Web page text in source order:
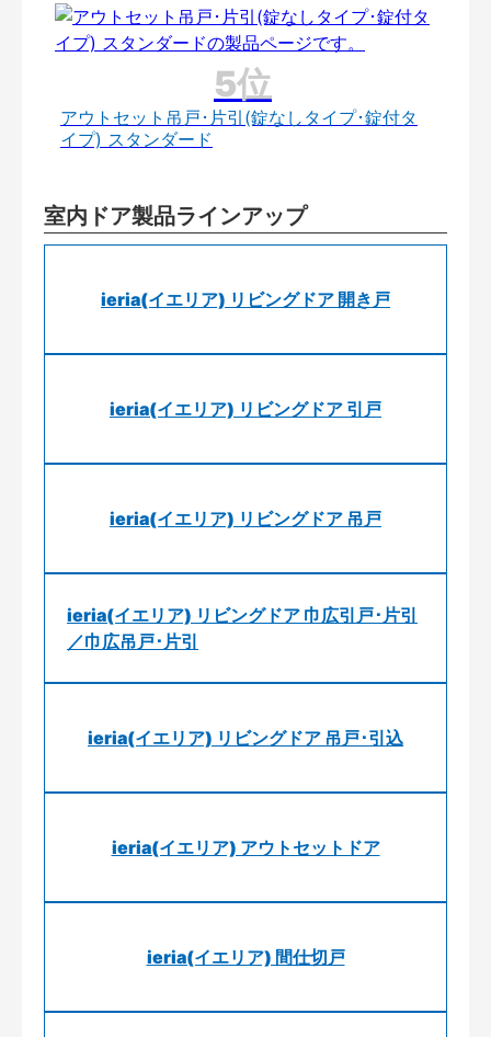
アウトセット吊戸･片引(錠なしタイプ･錠付タ
イプ) スタンダード
室内ドア製品ラインアップ
ieria(イエリア) リビングドア 開き戸
ieria(イエリア) リビングドア 引戸
ieria(イエリア) リビングドア 吊戸
ieria(イエリア) リビングドア 巾広引戸･片引
／巾広吊戸･片引
ieria(イエリア) リビングドア 吊戸･引込
ieria(イエリア) アウトセットドア
ieria(イエリア) 間仕切戸